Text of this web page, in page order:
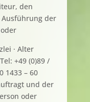
den
der
· Alter
+49 (0)89 /
1433 – 60
und der
oder